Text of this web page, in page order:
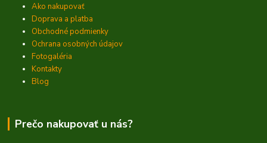
Ako nakupovať
Doprava a platba
Obchodné podmienky
Ochrana osobných údajov
Fotogaléria
Kontakty
Blog
Prečo nakupovať u nás?